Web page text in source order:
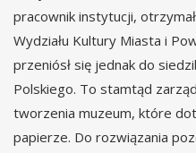
pracownik instytucji,
Wydziału Kultury Miasta i
przeniósł się jednak do
Polskiego. To stamtąd
tworzenia muzeum, które
papierze. Do rozwiązania